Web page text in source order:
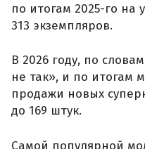
по итогам 2025-го на
313 экземпляров.
В 2026 году, по
не так», и по итогам
продажи новых
до 169 штук.
Самой популярной